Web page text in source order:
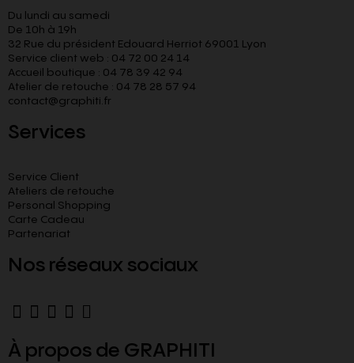
Du lundi au samedi
De 10h à 19h
32 Rue du président Edouard Herriot 69001 Lyon
Service client web : 04 72 00 24 14
Accueil boutique : 04 78 39 42 94
Atelier de retouche : 04 78 28 57 94
contact@graphiti.fr
Services
Service Client
Ateliers de retouche
Personal Shopping
Carte Cadeau
Partenariat
Nos réseaux sociaux
À propos de GRAPHITI